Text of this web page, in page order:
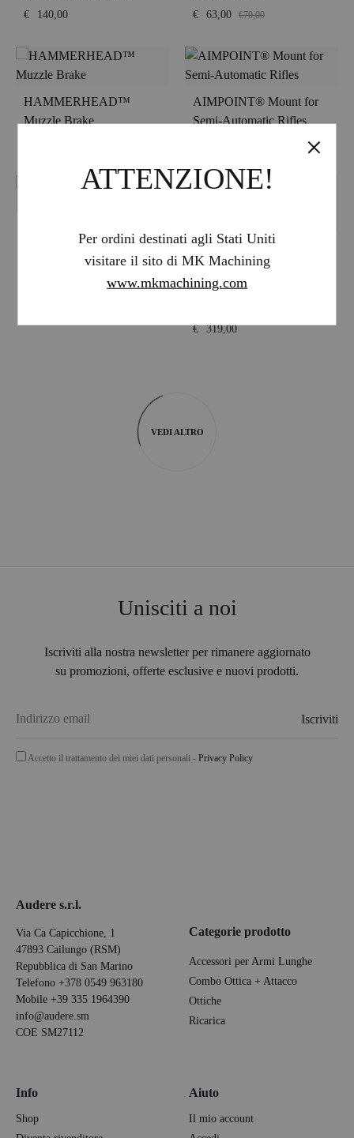
€ 140,00 € 63,00 €70,00
HAMMERHEAD™
Muzzle Brake
AIMPOINT® Mount for
Semi-Automatic Rifles
LEVITAS™ Cantilever
Scope Mount Heavy
Bronze LIMITED
€ 319,00
VEDI ALTRO
Unisciti a noi
Iscriviti alla nostra newsletter per rimanere aggiornato
su promozioni, offerte esclusive e nuovi prodotti.
Accetto il trattamento dei miei dati personali - Privacy Policy
Audere s.r.l.
Via Ca Capicchione, 1
47893 Cailungo (RSM)
Repubblica di San Marino
Telefono +378 0549 963180
Mobile +39 335 1964390
info@audere.sm
COE SM27112
Categorie prodotto
Accessori per Armi Lunghe
Combo Ottica + Attacco
Ottiche
Ricarica
Info
Shop
Aiuto
Il mio account
ATTENZIONE!
Per ordini destinati agli Stati Uniti
visitare il sito di MK Machining
www.mkmachining.com